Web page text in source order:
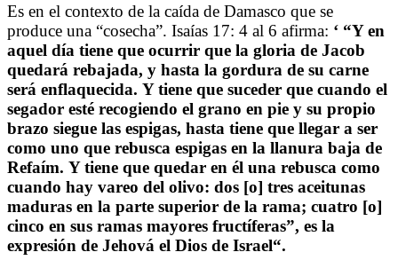
Es en el contexto de la caída de Damasco que se
produce una “cosecha”. Isaías 17: 4 al 6 afirma: ‘ “Y en
aquel día tiene que ocurrir que la gloria de Jacob
quedará rebajada, y hasta la gordura de su carne
será enflaquecida. Y tiene que suceder que cuando el
segador esté recogiendo el grano en pie y su propio
brazo siegue las espigas, hasta tiene que llegar a ser
como uno que rebusca espigas en la llanura baja de
Refaím. Y tiene que quedar en él una rebusca como
cuando hay vareo del olivo: dos [o] tres aceitunas
maduras en la parte superior de la rama; cuatro [o]
cinco en sus ramas mayores fructíferas”, es la
expresión de Jehová el Dios de Israel“.